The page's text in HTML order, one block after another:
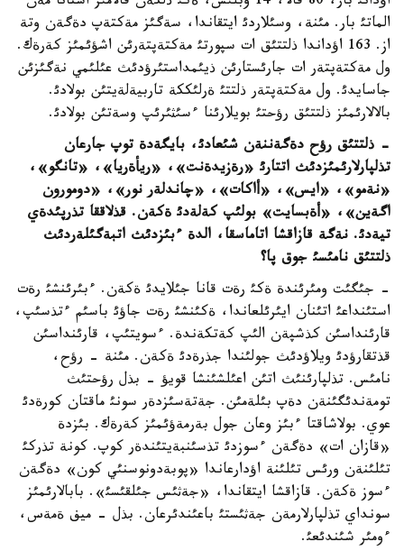
الماتئ بار. مئنة، وسئلاردئ ايتقاندا، سةگئز مةكتةپ دةگةن وتة
از. 163 اؤداندا ذلتتئق ات سپورتئ مةكتةپتةرئن اشؤئمئز كةرةك.
ول مةكتةپتةر ات جارئستارئن ذيئمداستئرؤدئث عئلئمي نةگئزئن
جاسايدئ. ول مةكتةپتةر ذلتتئ ةرلئككة تاربيةلةيتئن بولادئ.
بالالارئمئز ذلتتئق رؤحتئ بويلارئنا ءسئثئرئپ وسةتئن بولادئ.
- ذلتتئق رؤح دةگةننةن شئعادئ، بايگةدة توپ جارعان
تذلپارلارئمئزدئث اتتارئ «رةزيدةنت»، «ريأةريا»، «تانگو»،
«نةمو»، «ايس»، «أاكات»، «چاندلةر نور»، «دومورون
اگةين»، «أةبسايت» بولئپ كةلةدئ ةكةن. قذلاققا تذرپئدةي
تيةدئ. نةگة قازاقشا اتاماسقا، الدة ءبئزدئث اتبةگئلةردئث
ذلتتئق نامئسئ جوق پا؟
- جئگئت ومئرئندة ةكئ رةت قانا جئلايدئ ةكةن. ءبئرئنشئ رةت
استئنداعئ اتئنان ايئرئلعاندا، ةكئنشئ رةت جاؤئ باسئم ءتذسئپ،
قارئنداسئن كذشپةن الئپ كةتكةندة. ءسويتئپ، قارئنداسئن
قذتقارؤدئ ويلاؤدئث جولئندا جذرةدئ ةكةن. مئنة - رؤح،
نامئس. تذلپارئنئث اتئن اعئلشئنشا قويؤ - بذل رؤحتئث
تومةندئگئنةن دةپ بئلةمئن. جةتةسئزدةر سونئ ماقتان كورةدئ
عوي. بولاشاقتا ءبئز وعان جول بةرمةؤئمئز كةرةك. بئزدة
«قازان ات» دةگةن ءسوزدئ تذسئنبةيتئندةر كوپ. كونة تذركئ
تئلئنةن ورئس تئلئنة اؤدارعاندا «پوبةدونوسنئي كون» دةگةن
ءسوز ةكةن. قازاقشا ايتقاندا، «جةثئس جئلقئسئ». بابالارئمئز
سونداي تذلپارلارمةن جةثئستئ باعئندئرعان. بذل - ميف ةمةس،
ءومئر شئندئعئ.